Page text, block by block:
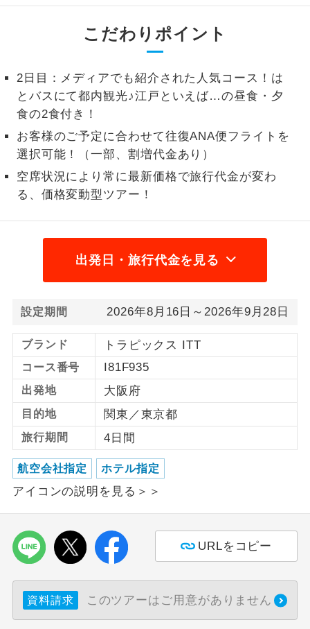
こだわりポイント
2日目：メディアでも紹介された人気コース！は
とバスにて都内観光♪江戸といえば…の昼食・夕
食の2食付き！
お客様のご予定に合わせて往復ANA便フライトを
選択可能！（一部、割増代金あり）
空席状況により常に最新価格で旅行代金が変わ
る、価格変動型ツアー！
出発日・旅行代金を見る
設定期間 2026年8月16日～2026年9月28日
ブランド トラピックス ITT
コース番号 I81F935
出発地 大阪府
目的地 関東／東京都
旅行期間 4日間
航空会社指定 ホテル指定
アイコンの説明を見る＞＞
URLをコピー
資料請求 このツアーはご用意がありません
トラベルイヤ
周りの音を気にせず、ガイドさんの説明
をじっくり聞くことができます。
1名様催行
1名様から出発可能な個人型プランで
す。
2名様催行
す。
おひとり様参
加限定
おひとり様限定でご参加いただけるコー
スです。
金
ご夫婦限定
ご夫婦限定でご参加いただけるコースで
女性限定
す。
年齢制限あり
ご参加にあたり年齢に制限があるコース
です。
航空会社指定
利用航空会社が指定なので、ご出発の計
画にとても便利です。
ホテル指定
ご紹介するホテルを指定したコースで
す。
おひとり様バ
ス2席利用
おひとり様でバス席を2席利⽤できま
す。